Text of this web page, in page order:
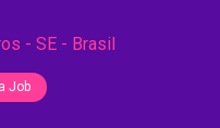
- SE - Brasil
Job